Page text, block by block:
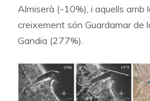
Almiserà (-10%), i aquells amb
creixement són Guardamar de
Gandia (277%).